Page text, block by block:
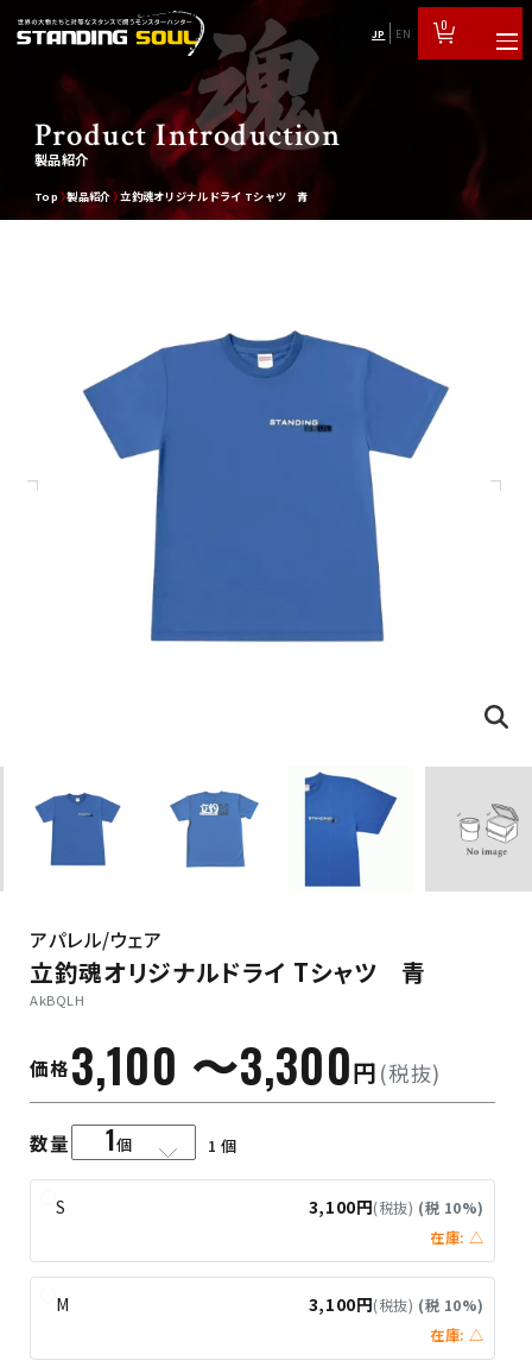
JP EN 0
Product Introduction
製品紹介
Top 製品紹介 立釣魂オリジナルドライ Tシャツ 青
アパレル/ウェア
立釣魂オリジナルドライ Tシャツ 青
AkBQLH
価格3,100 〜3,300円 (税抜)
数量 1個
S 3,100円(税抜) (税 10%)
在庫: △
M 3,100円(税抜) (税 10%)
在庫: △